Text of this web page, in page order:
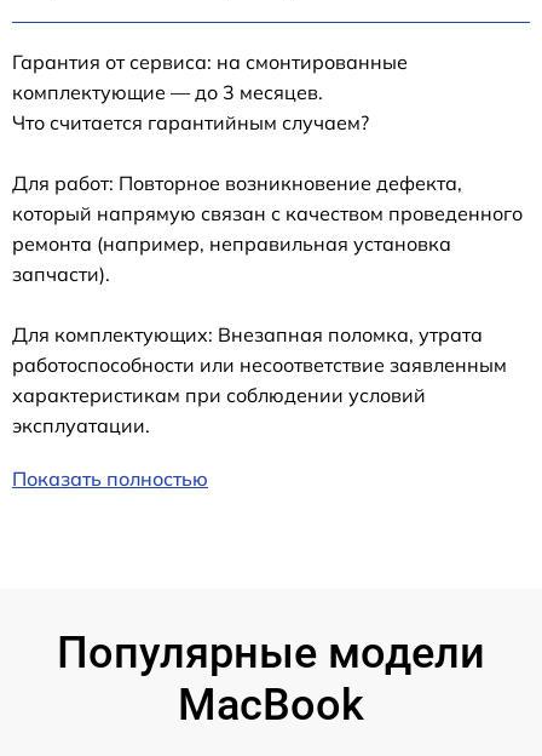
Гарантия от сервиса: на смонтированные
комплектующие — до 3 месяцев.
Что считается гарантийным случаем?
Для работ: Повторное возникновение дефекта,
который напрямую связан с качеством проведенного
ремонта (например, неправильная установка
запчасти).
Для комплектующих: Внезапная поломка, утрата
работоспособности или несоответствие заявленным
характеристикам при соблюдении условий
эксплуатации.
Показать полностью
Популярные модели
MacBook